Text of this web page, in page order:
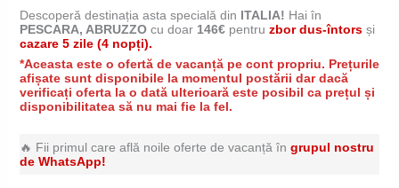
Descoperă destinația asta specială din ITALIA! Hai în
PESCARA, ABRUZZOcu doar 146€ pentru zbor dus-întorsși
cazare 5 zile (4 nopți).
*Aceasta este o ofertă de vacanță pe cont propriu. Prețurile
afișate sunt disponibile la momentul postării dar dacă
verificați oferta la o dată ulterioară este posibil ca prețul și
disponibilitatea să nu mai fie la fel.
🔥 Fii primul care află noile oferte de vacanță în grupul nostru
de WhatsApp!